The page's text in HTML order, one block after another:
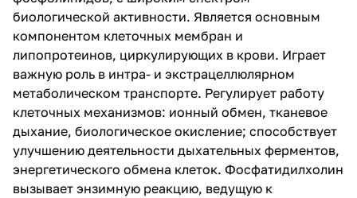
биологической активности. Является основным
компонентом клеточных мембран и
липопротеинов, циркулирующих в крови. Играет
важную роль в интра- и экстрацеллюлярном
метаболическом транспорте. Регулирует работу
клеточных механизмов: ионный обмен, тканевое
дыхание, биологическое окисление; способствует
улучшению деятельности дыхательных ферментов,
энергетического обмена клеток. Фосфатидилхолин
вызывает энзимную реакцию, ведущую к